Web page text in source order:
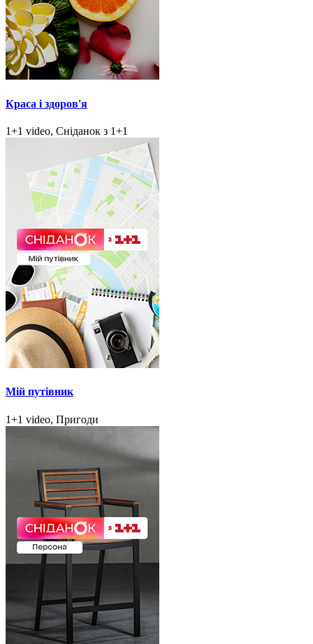
Краса і здоров'я
1+1 video, Сніданок з 1+1
Мій путівник
1+1 video, Пригоди